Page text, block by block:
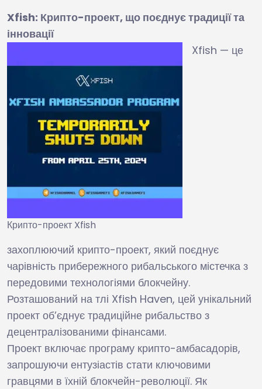
Xfish: Крипто-проект, що поєднує традиції та
інновації
Крипто-проект Xfish
Xfish — це
захоплюючий крипто-проект, який поєднує
чарівність прибережного рибальського містечка з
передовими технологіями блокчейну.
Розташований на тлі Xfish Haven, цей унікальний
проект об’єднує традиційне рибальство з
децентралізованими фінансами.
Проект включає програму крипто-амбасадорів,
запрошуючи ентузіастів стати ключовими
гравцями в їхній блокчейн-революції. Як